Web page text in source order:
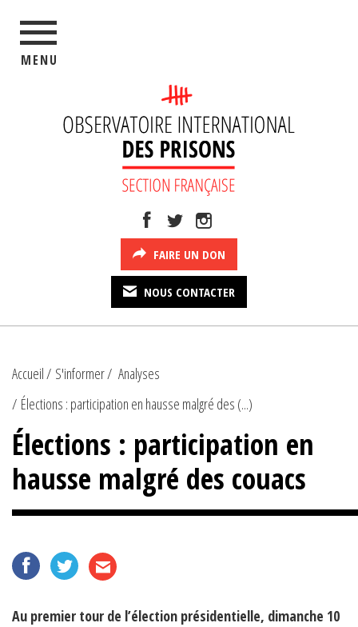
MENU
FAIRE UN DON
NOUS CONTACTER
Accueil S'informer
Analyses
Élections : participation en hausse malgré des (...)
Élections : participation en
hausse malgré des couacs
Au premier tour de l’élection présidentielle, dimanche 10